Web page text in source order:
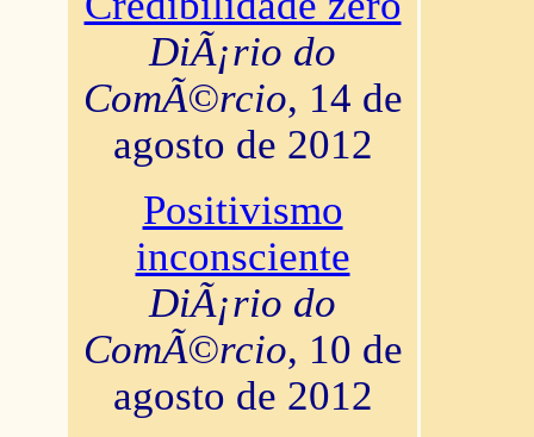
DiÃ¡rio do
ComÃ©rcio, 14 de
agosto de 2012
Positivismo
inconsciente
DiÃ¡rio do
ComÃ©rcio, 10 de
agosto de 2012